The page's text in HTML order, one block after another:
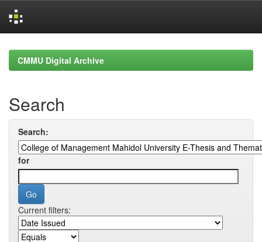
navigationCMMU Digital Archive
Search
Search:
for
Current filters: